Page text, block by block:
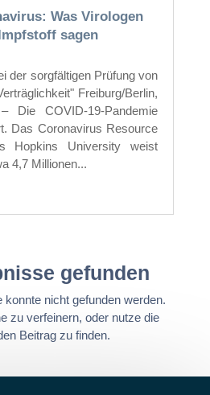
Was Virologen
sagen
der sorgfältigen Prüfung von
Freiburg/Berlin,
Die COVID-19-Pandemie
Das Coronavirus Resource
Hopkins University weist
4,7 Millionen...
gefunden
konnte nicht gefunden werden.
zu verfeinern, oder nutze die
Beitrag zu finden.